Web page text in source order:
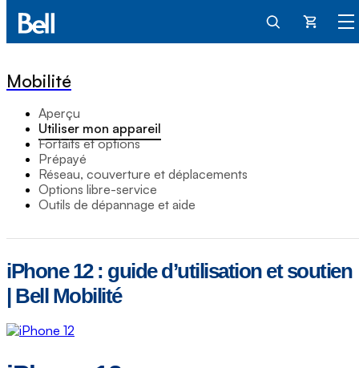
Panier
Mobilité
Aperçu
Utiliser mon appareil
Forfaits et options
Prépayé
Réseau, couverture et déplacements
Options libre-service
Outils de dépannage et aide
iPhone 12 : guide d’utilisation et soutien
| Bell Mobilité